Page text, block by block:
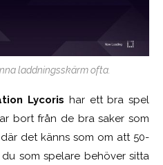
laddningsskärm ofta.
Lycoris har ett bra spel
bort från de bra saker som
det känns som om att 50-
som spelare behöver sitta